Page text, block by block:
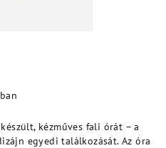
kézműves fali órát – a
egyedi találkozását. Az óra